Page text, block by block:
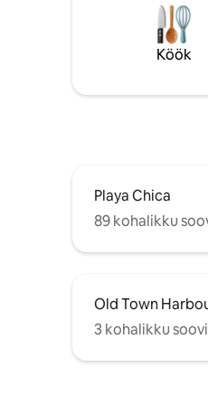
telerisüsteem, mis
Ühendkuningriigi
spordikanaleid, kõik
kaugusel randadest,
Köök
Playa Chica
89 kohalikku
Old Town
3 kohalikku